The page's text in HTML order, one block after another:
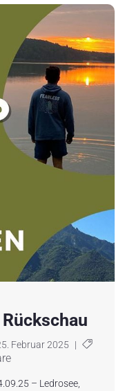
Februar 2025 |
– Ledrosee,